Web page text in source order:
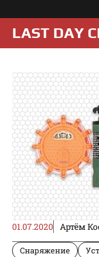
к
содержимому
LAST DAY
01.07.2020 Артём
Снаряжение